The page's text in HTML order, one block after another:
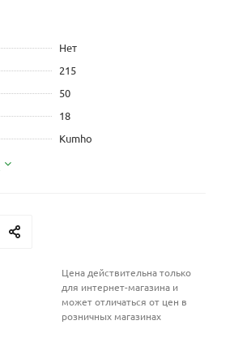
Нет
215
50
18
Kumho
Цена действительна только
для интернет-магазина и
может отличаться от цен в
розничных магазинах